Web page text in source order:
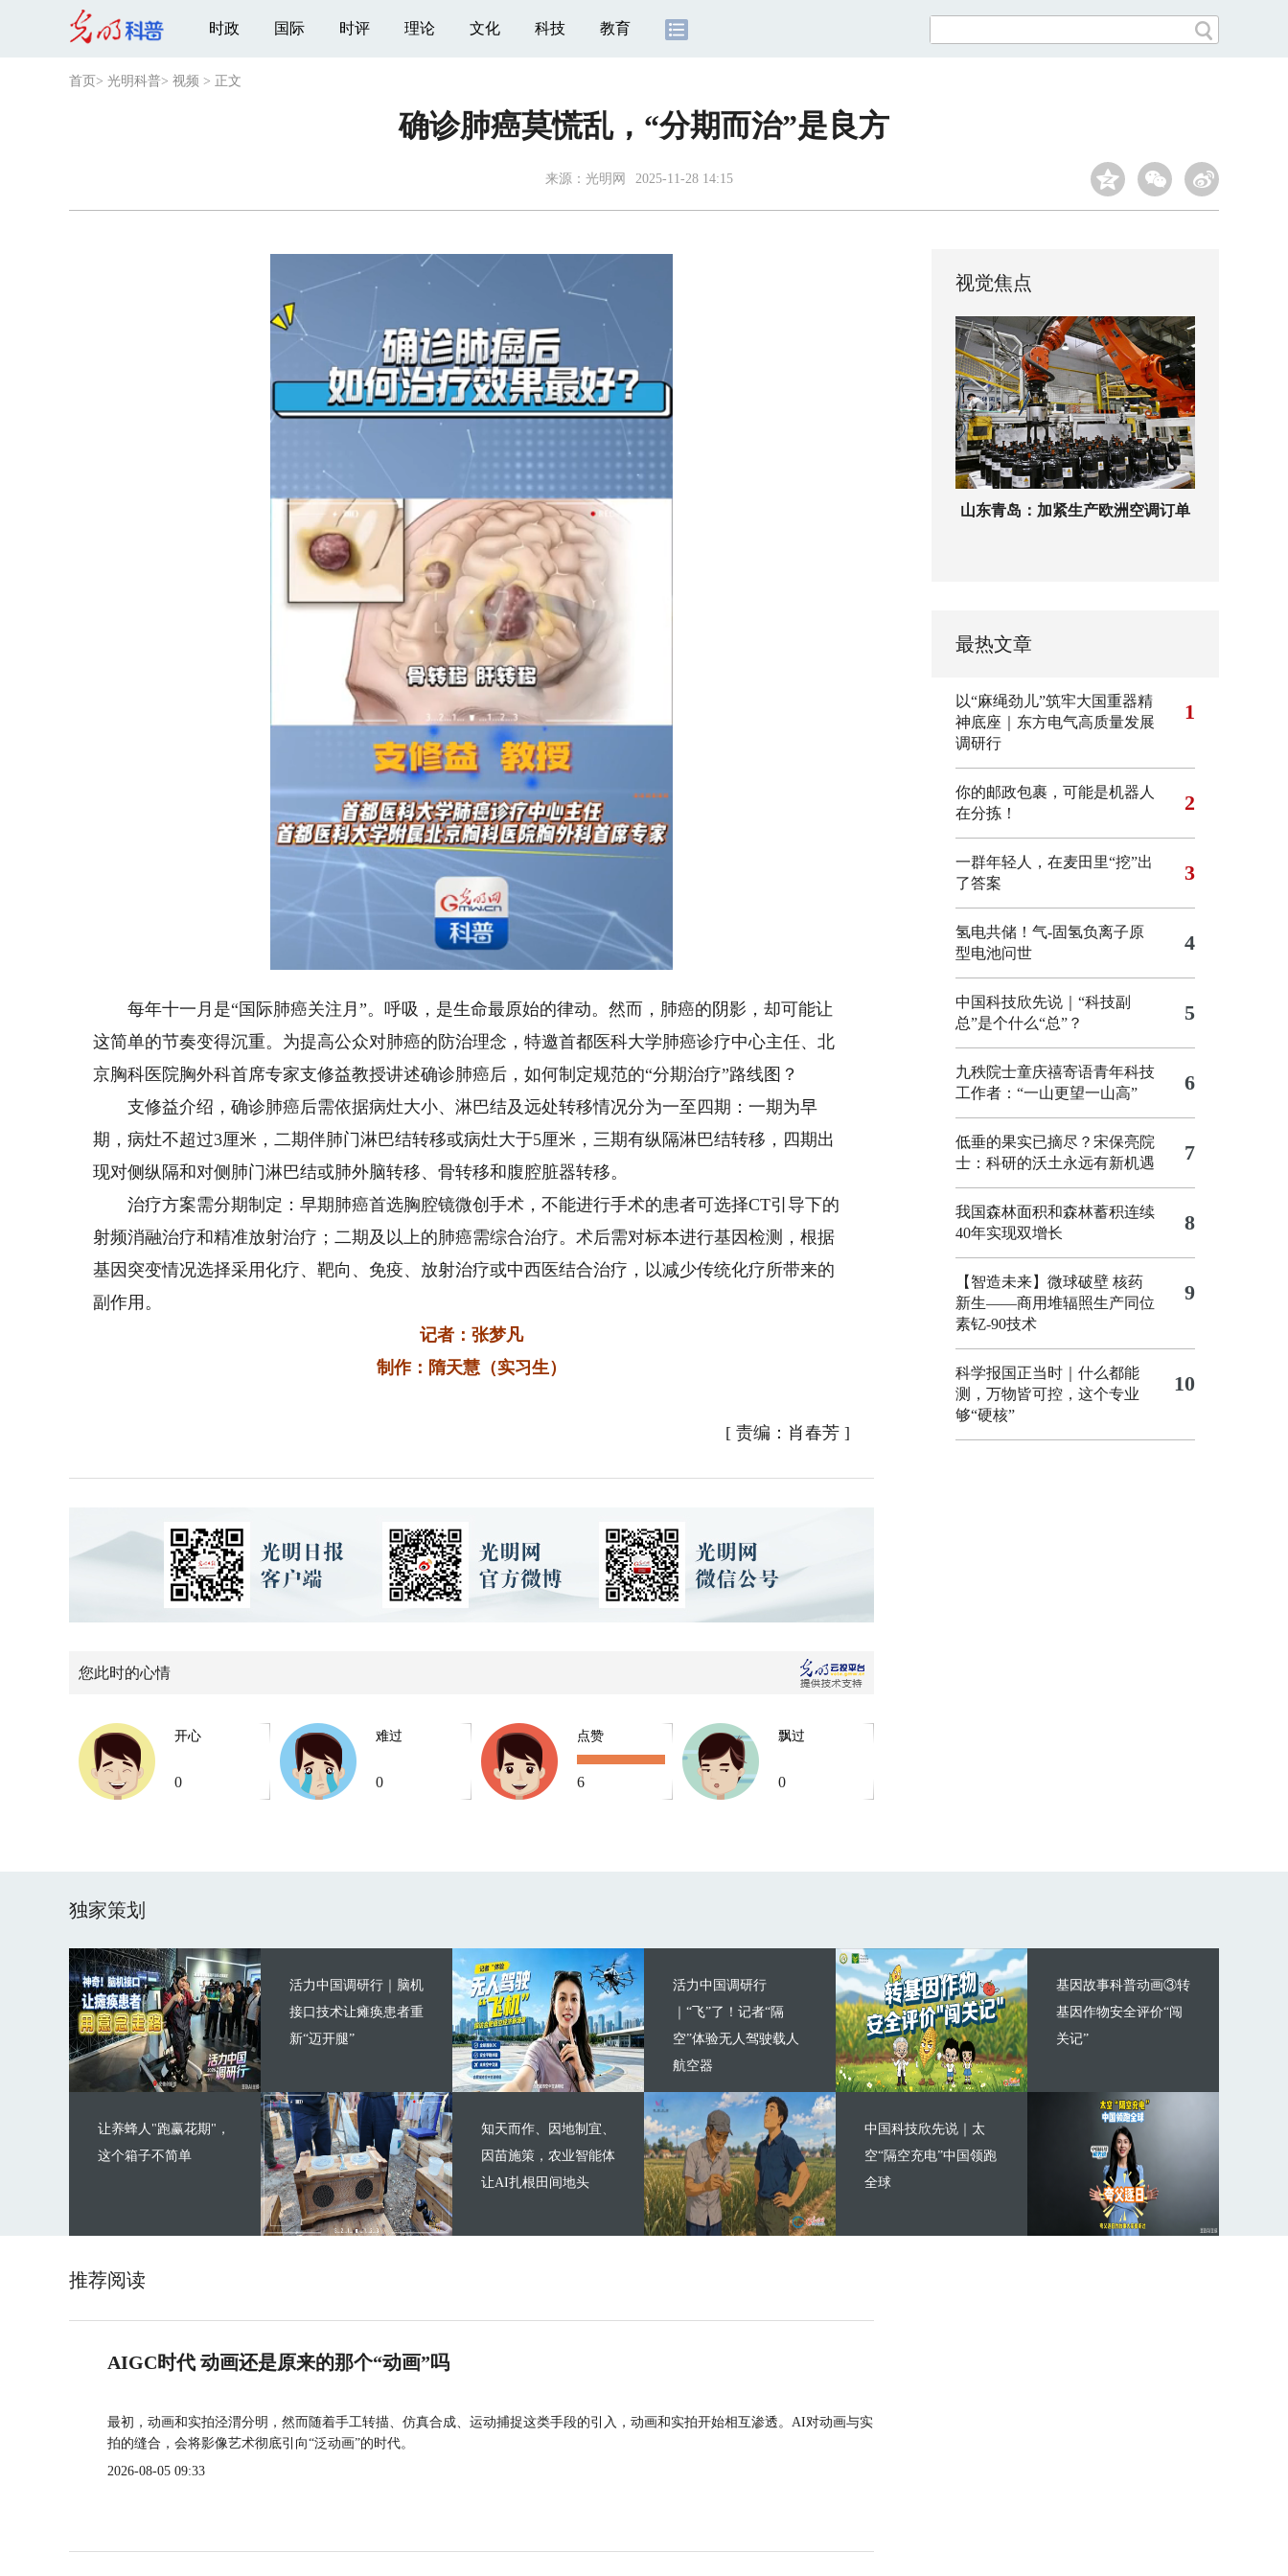
时政 国际 时评 理论 文化 科技 教育
首页 > 光明科普> 视频 > 正文
确诊肺癌莫慌乱，“分期而治”是良方
来源：光明网 2025-11-28 14:15
47.78%
Rate
每年十一月是“国际肺癌关注月”。呼吸，是生命最原始的律动。然而，肺癌的阴影，却可能让
这简单的节奏变得沉重。为提高公众对肺癌的防治理念，特邀首都医科大学肺癌诊疗中心主任、北
京胸科医院胸外科首席专家支修益教授讲述确诊肺癌后，如何制定规范的“分期治疗”路线图？
支修益介绍，确诊肺癌后需依据病灶大小、淋巴结及远处转移情况分为一至四期：一期为早
期，病灶不超过3厘米，二期伴肺门淋巴结转移或病灶大于5厘米，三期有纵隔淋巴结转移，四期出
现对侧纵隔和对侧肺门淋巴结或肺外脑转移、骨转移和腹腔脏器转移。
治疗方案需分期制定：早期肺癌首选胸腔镜微创手术，不能进行手术的患者可选择CT引导下的
射频消融治疗和精准放射治疗；二期及以上的肺癌需综合治疗。术后需对标本进行基因检测，根据
基因突变情况选择采用化疗、靶向、免疫、放射治疗或中西医结合治疗，以减少传统化疗所带来的
副作用。
记者：张梦凡
制作：隋天慧（实习生）
[ 责编：肖春芳 ]
您此时的心情
开心
0
难过
0
点赞
6
飘过
0
视觉焦点
山东青岛：加紧生产欧洲空调订单
最热文章
以“麻绳劲儿”筑牢大国重器精
神底座｜东方电气高质量发展
调研行
1
你的邮政包裹，可能是机器人
在分拣！
2
一群年轻人，在麦田里“挖”出
了答案
3
氢电共储！气-固氢负离子原
型电池问世
4
中国科技欣先说｜“科技副
总”是个什么“总”？
5
九秩院士童庆禧寄语青年科技
工作者：“一山更望一山高”
6
低垂的果实已摘尽？宋保亮院
士：科研的沃土永远有新机遇
7
我国森林面积和森林蓄积连续
40年实现双增长
8
【智造未来】微球破壁 核药
新生——商用堆辐照生产同位
素钇-90技术
9
科学报国正当时｜什么都能
测，万物皆可控，这个专业
够“硬核”
10
独家策划
活力中国调研行｜脑机
接口技术让瘫痪患者重
新“迈开腿”
让养蜂人"跑赢花期"，
这个箱子不简单
活力中国调研行
｜“飞”了！记者“隔
空”体验无人驾驶载人
航空器
知天而作、因地制宜、
因苗施策，农业智能体
让AI扎根田间地头
基因故事科普动画③转
基因作物安全评价“闯
关记”
中国科技欣先说｜太
空“隔空充电”中国领跑
全球
推荐阅读
AIGC时代 动画还是原来的那个“动画”吗
最初，动画和实拍泾渭分明，然而随着手工转描、仿真合成、运动捕捉这类手段的引入，动画和实拍开始相互渗透。AI对动画与实
拍的缝合，会将影像艺术彻底引向“泛动画”的时代。
2026-08-05 09:33